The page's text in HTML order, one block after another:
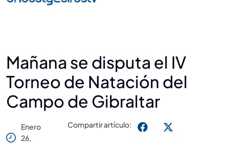
Mañana se disputa el IV
Torneo de Natación del
Campo de Gibraltar
Enero
26,
Compartir artículo: